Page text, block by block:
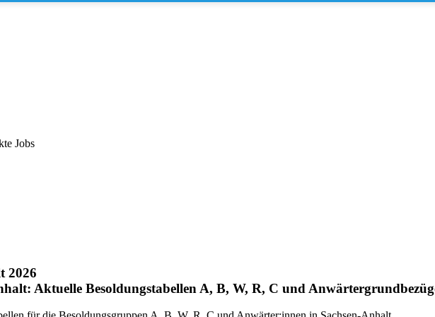
Jobs
2026
Aktuelle Besoldungstabellen A, B, W, R, C und